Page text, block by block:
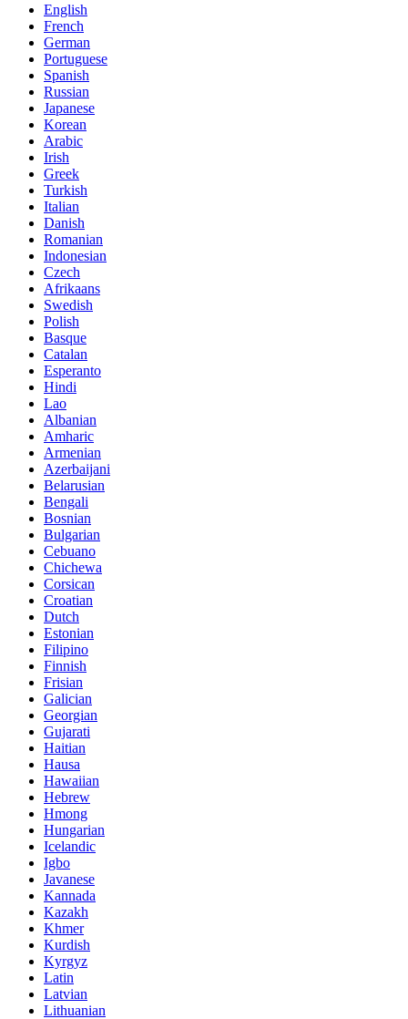
English
French
German
Portuguese
Spanish
Russian
Japanese
Korean
Arabic
Irish
Greek
Turkish
Italian
Danish
Romanian
Indonesian
Czech
Afrikaans
Swedish
Polish
Basque
Catalan
Esperanto
Hindi
Lao
Albanian
Amharic
Armenian
Azerbaijani
Belarusian
Bengali
Bosnian
Bulgarian
Cebuano
Chichewa
Corsican
Croatian
Dutch
Estonian
Filipino
Finnish
Frisian
Galician
Georgian
Gujarati
Haitian
Hausa
Hawaiian
Hebrew
Hmong
Hungarian
Icelandic
Igbo
Javanese
Kannada
Kazakh
Khmer
Kurdish
Kyrgyz
Latin
Latvian
Lithuanian